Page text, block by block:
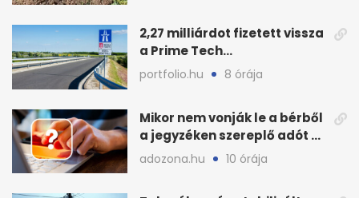
2,27 milliárdot fizetett vissza
a Prime Tech
Magántőkealap az
államnak
portfolio.hu 8 órája
Mikor nem vonják le a bérből
a jegyzéken szereplő adót és
járulékot?
adozona.hu 10 órája